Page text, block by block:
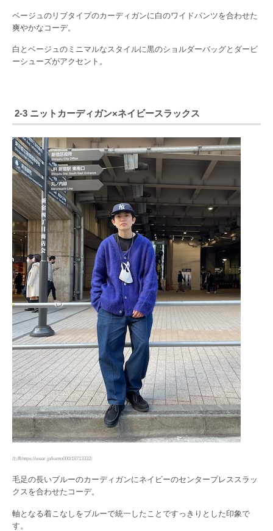
ベージュのリブタイプのカーディガンに白のワイドパンツを合わせた
爽やかなコーデ。
白とベージュのミニマルなスタイルに黒のショルダーバッグとダービ
ーシューズがアクセント。
2-3 ニットカーディガン×ネイビースラックス
出典https://wear.jp/kento000/18713332/
毛足の長いブルーのカーディガンにネイビーのセンタープレススラッ
クスを合わせたコーデ。
軸となる着こなしをブルーで統一したことですっきりとした印象で
す。